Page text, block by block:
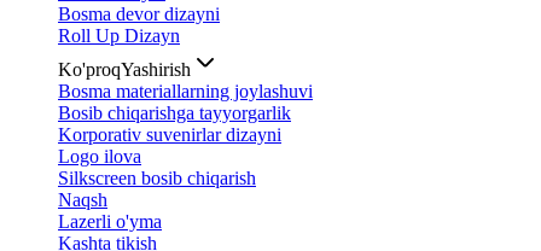
Bosma devor dizayni
Roll Up Dizayn
Ko'proqYashirish
Bosma materiallarning joylashuvi
Bosib chiqarishga tayyorgarlik
Korporativ suvenirlar dizayni
Logo ilova
Silkscreen bosib chiqarish
Naqsh
Lazerli o'yma
Kashta tikish